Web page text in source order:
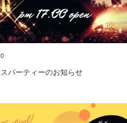
パーティーのお知らせ